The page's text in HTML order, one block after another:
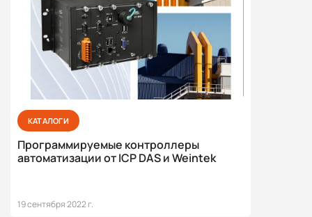
КАТАЛОГИ
Программируемые контроллеры
автоматизации от ICP DAS и Weintek
19 сентября 2022 г.